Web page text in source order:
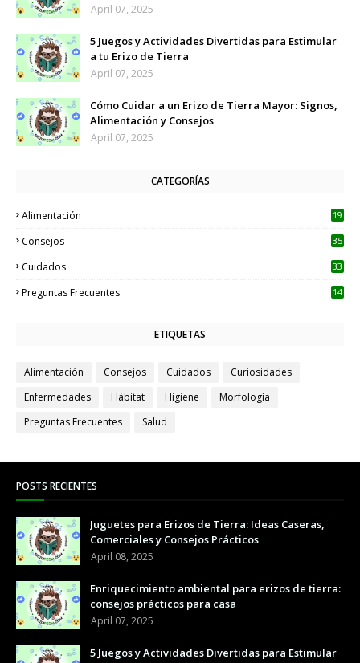
April 07, 2025
5 Juegos y Actividades Divertidas para Estimular
a tu Erizo de Tierra
April 07, 2025
Cómo Cuidar a un Erizo de Tierra Mayor: Signos,
Alimentación y Consejos
April 07, 2025
CATEGORÍAS
Alimentación 19
Consejos 35
Cuidados 33
Preguntas Frecuentes 14
ETIQUETAS
Alimentación Consejos Cuidados
Curiosidades
Enfermedades
Hábitat Higiene
Morfología
Preguntas Frecuentes
Salud
POSTS RECIENTES
Juguetes para Erizos de Tierra: Ideas Caseras,
Comerciales y Consejos Prácticos
April 08, 2025
Enriquecimiento ambiental para erizos de tierra:
consejos prácticos para casa
April 07, 2025
5 Juegos y Actividades Divertidas para Estimular